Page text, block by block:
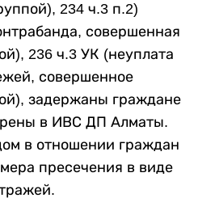
234 ч.3 п.2)
совершенная
236 ч.3 УК (неуплата
совершенное
задержаны граждане
в ИВС ДП Алматы.
в отношении граждан
пресечения в виде